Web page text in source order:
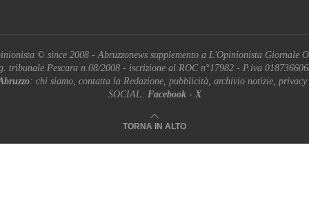
© since 2008 - Abruzzonews supplemento a L'Opinionista Giornale
tribunale Pescara n.08/2008 - iscrizione al ROC n°17982 - P.iva
: chi siamo, contatta la Redazione, pubblicità, archivio notizie, privacy
SOCIAL: Facebook- X
TORNA IN ALTO